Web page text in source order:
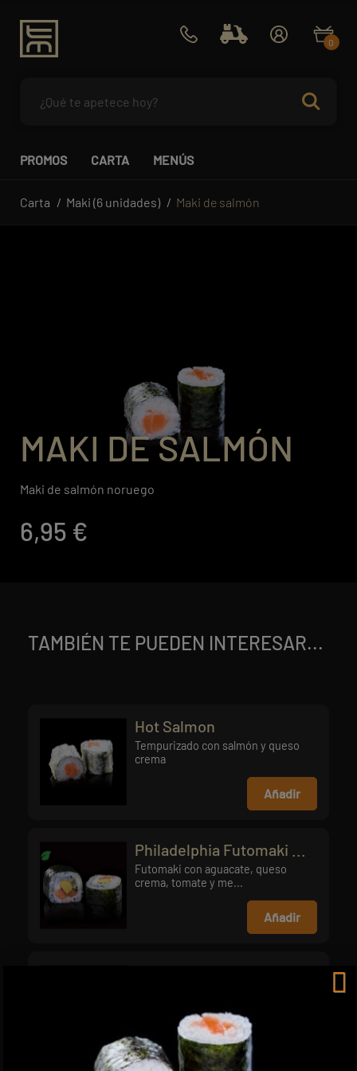
0
PROMOS CARTA MENÚS
Carta Maki (6 unidades) Maki de salmón
MAKI DE SALMÓN
Maki de salmón noruego
6,95 €
TAMBIÉN TE PUEDEN INTERESAR...
Hot Salmon
Tempurizado con salmón y queso
crema
Añadir
Philadelphia Futomaki ...
Futomaki con aguacate, queso
crema, tomate y me...
Añadir